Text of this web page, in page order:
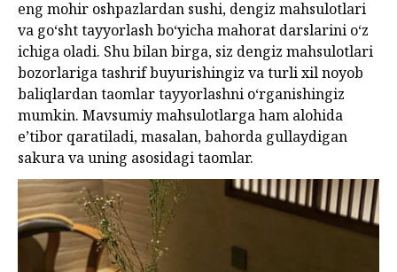
eng mohir oshpazlardan sushi, dengiz mahsulotlari
va goʻsht tayyorlash boʻyicha mahorat darslarini oʻz
ichiga oladi. Shu bilan birga, siz dengiz mahsulotlari
bozorlariga tashrif buyurishingiz va turli xil noyob
baliqlardan taomlar tayyorlashni oʻrganishingiz
mumkin. Mavsumiy mahsulotlarga ham alohida
eʼtibor qaratiladi, masalan, bahorda gullaydigan
sakura va uning asosidagi taomlar.